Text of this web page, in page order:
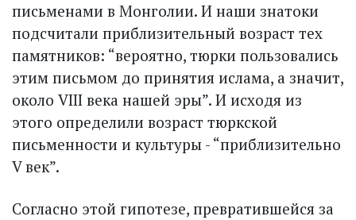
письменами в Монголии. И наши знатоки
подсчитали приблизительный возраст тех
памятников: “вероятно, тюрки пользовались
этим письмом до принятия ислама, а значит,
около VIII века нашей эры”. И исходя из
этого определили возраст тюркской
письменности и культуры - “приблизительно
V век”.
Согласно этой гипотезе, превратившейся за